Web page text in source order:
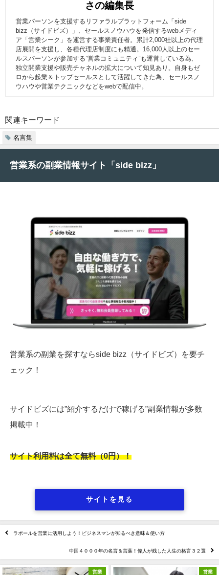
さの編集長
営業パーソンを支援するリファラルプラットフォーム「side
bizz（サイドビズ）」、セールスノウハウを発信するwebメディ
ア「営業シーク」を運営する事業責任者。累計2,000社以上の代理
店展開を支援し、各種代理店制度にも精通。16,000人以上のセー
ルスパーソンが参加する”営業コミュニティ”も運営している為、
独立開業支援や販売チャネルの拡大について知見あり。自身もゼ
ロから起業＆トップセールスとして活躍してきた為、セールスノ
ウハウや営業テクニックなどをwebで配信中。
関連キーワード
名言集
営業系の副業情報サイト「side bizz」
営業系の副業を探すならside bizz（サイドビズ）を要チ
ェック！
サイドビズには”紹介するだけで稼げる”副業情報が多数
掲載中！
サイト利用料は全て無料（0円）！
サイトを見る
ラポールを営業に活用しよう！ビジネスマンが知るべき意味＆使い方
中国４０００年の名言＆言葉！偉人が残した人生の格言３２選
営業 営業